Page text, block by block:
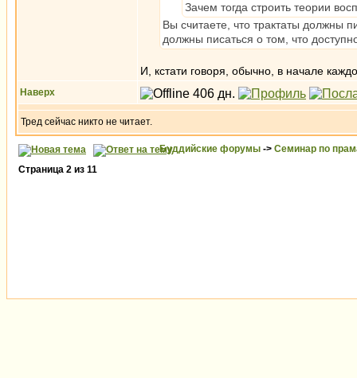
Зачем тогда строить теории
Вы считаете, что трактаты должны
должны писаться о том, что
И, кстати говоря, обычно, в начале
Наверх
Тред сейчас никто не читает.
Буддийские форумы -> Семинар по
Страница 2 из 11